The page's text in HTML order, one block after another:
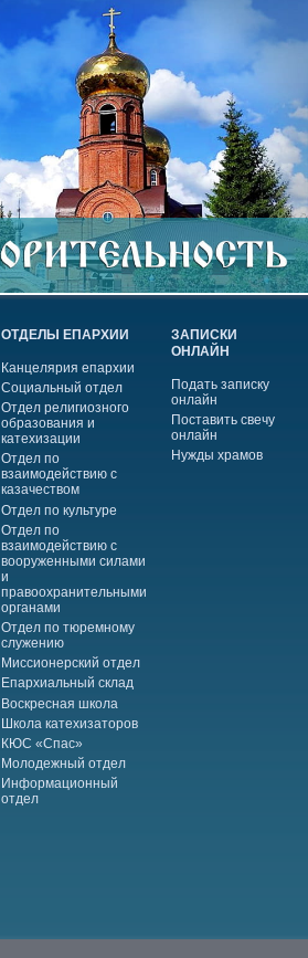
ОТДЕЛЫ ЕПАРХИИ
Канцелярия епархии
Социальный отдел
Отдел религиозного
образования и
катехизации
Отдел по
взаимодействию с
казачеством
Отдел по культуре
Отдел по
взаимодействию с
вооруженными силами
и
правоохранительными
органами
Отдел по тюремному
служению
Миссионерский отдел
Епархиальный склад
Воскресная школа
Школа катехизаторов
КЮС «Спас»
Молодежный отдел
Информационный
отдел
ЗАПИСКИ
ОНЛАЙН
Подать записку
онлайн
Поставить свечу
онлайн
Нужды храмов